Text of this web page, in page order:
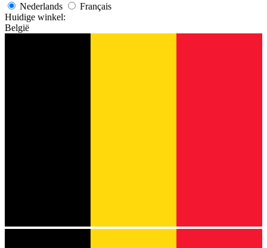
Nederlands
Français
Huidige winkel:
België